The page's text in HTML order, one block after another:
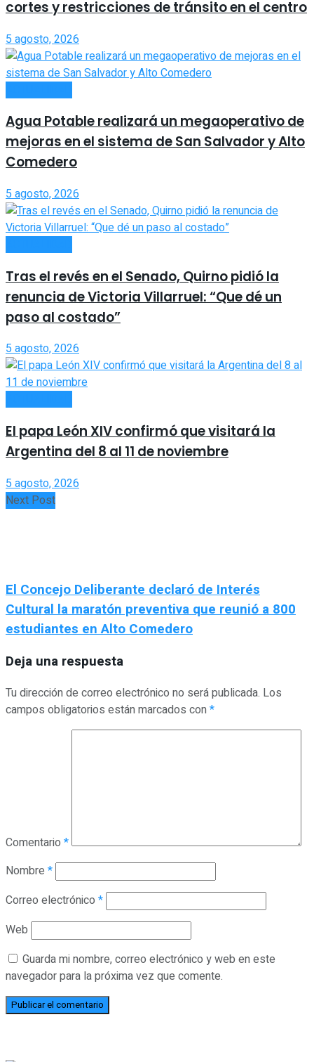
cortes y restricciones de tránsito en el centro
5 agosto, 2026
Agua Potable realizará un megaoperativo de
mejoras en el sistema de San Salvador y Alto
Comedero
5 agosto, 2026
Tras el revés en el Senado, Quirno pidió la
renuncia de Victoria Villarruel: “Que dé un
paso al costado”
5 agosto, 2026
El papa León XIV confirmó que visitará la
Argentina del 8 al 11 de noviembre
5 agosto, 2026
Next Post
El Concejo Deliberante declaró de Interés
Cultural la maratón preventiva que reunió a 800
estudiantes en Alto Comedero
Deja una respuesta
Tu dirección de correo electrónico no será publicada. Los
campos obligatorios están marcados con*
Comentario *
Nombre *
Correo electrónico *
Web
Guarda mi nombre, correo electrónico y web en este
navegador para la próxima vez que comente.